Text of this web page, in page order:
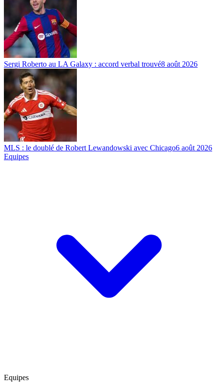
Sergi Roberto au LA Galaxy : accord verbal trouvé8 août 2026
MLS : le doublé de Robert Lewandowski avec Chicago6 août 2026
Equipes
Equipes